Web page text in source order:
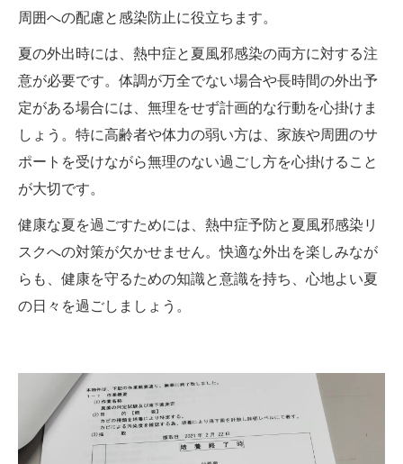
周囲への配慮と感染防止に役立ちます。
夏の外出時には、熱中症と夏風邪感染の両方に対する注
意が必要です。体調が万全でない場合や長時間の外出予
定がある場合には、無理をせず計画的な行動を心掛けま
しょう。特に高齢者や体力の弱い方は、家族や周囲のサ
ポートを受けながら無理のない過ごし方を心掛けること
が大切です。
健康な夏を過ごすためには、熱中症予防と夏風邪感染リ
スクへの対策が欠かせません。快適な外出を楽しみなが
らも、健康を守るための知識と意識を持ち、心地よい夏
の日々を過ごしましょう。